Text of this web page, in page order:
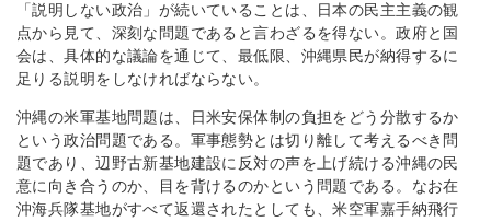
「説明しない政治」が続いていることは、日本の民主主義の観
点から見て、深刻な問題であると言わざるを得ない。政府と国
会は、具体的な議論を通じて、最低限、沖縄県民が納得するに
足りる説明をしなければならない。
沖縄の米軍基地問題は、日米安保体制の負担をどう分散するか
という政治問題である。軍事態勢とは切り離して考えるべき問
題であり、辺野古新基地建設に反対の声を上げ続ける沖縄の民
意に向き合うのか、目を背けるのかという問題である。なお在
沖海兵隊基地がすべて返還されたとしても、米空軍嘉手納飛行